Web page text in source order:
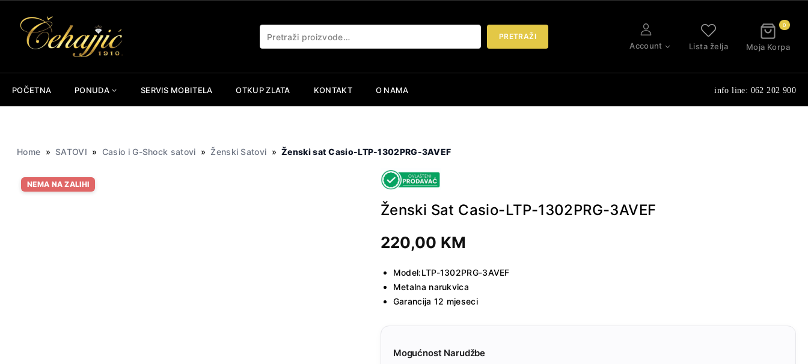
content
PRETRAŽI
Account Lista želja
0
Moja Korpa
POČETNA PONUDA SERVIS MOBITELA OTKUP ZLATA KONTAKT O NAMA info line: 062 202 900
Home » SATOVI » Casio i G-Shock satovi » Ženski Satovi » Ženski sat Casio-LTP-1302PRG-3AVEF
NEMA NA ZALIHI
Ženski Sat Casio-LTP-1302PRG-3AVEF
220,00 KM
Model:LTP-1302PRG-3AVEF
Metalna narukvica
Garancija 12 mjeseci
Mogućnost Narudžbe